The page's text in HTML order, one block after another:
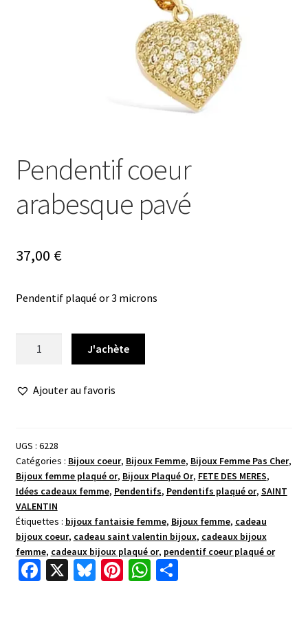
Pendentif coeur
arabesque pavé
37,00 €
Pendentif plaqué or 3 microns
coeur
J'achète
Ajouter au favoris
UGS : 6228
Catégories : Bijoux coeur, Bijoux Femme, Bijoux Femme Pas Cher,
Bijoux femme plaqué or, Bijoux Plaqué Or, FETE DES MERES,
Idées cadeaux femme, Pendentifs, Pendentifs plaqué or, SAINT
VALENTIN
Étiquettes : bijoux fantaisie femme, Bijoux femme, cadeau
bijoux coeur, cadeau saint valentin bijoux, cadeaux bijoux
femme, cadeaux bijoux plaqué or, pendentif coeur plaqué or
Fa X Bl Pi W P